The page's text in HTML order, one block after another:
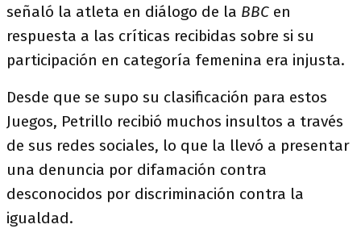
señaló la atleta en diálogo de la BBC en
respuesta a las críticas recibidas sobre si su
participación en categoría femenina era injusta.
Desde que se supo su clasificación para estos
Juegos, Petrillo recibió muchos insultos a través
de sus redes sociales, lo que la llevó a presentar
una denuncia por difamación contra
desconocidos por discriminación contra la
igualdad.